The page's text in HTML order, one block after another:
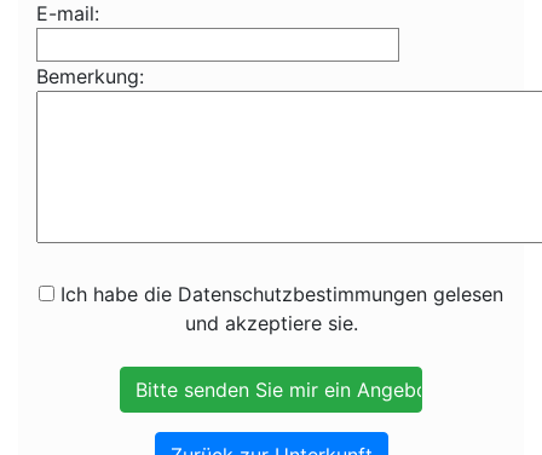
E-mail:
Bemerkung:
Ich habe die Datenschutzbestimmungen gelesen
und akzeptiere sie.